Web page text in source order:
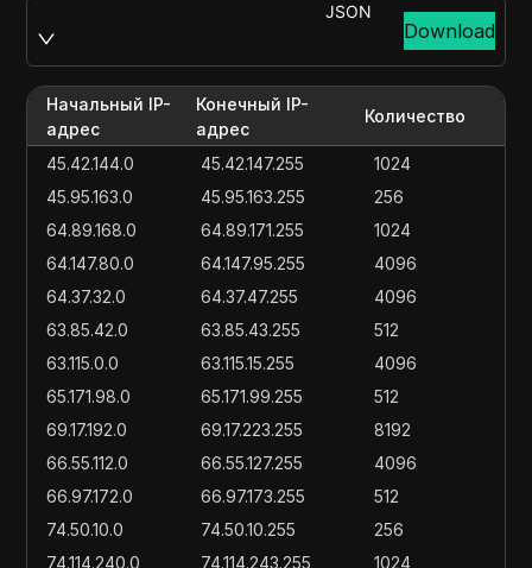
JSON
Download
Начальный IP-
адрес
Конечный IP-
адрес
Количество
45.42.144.0 45.42.147.255
1024
45.95.163.0
45.95.163.255
256
64.89.168.0
64.89.171.255
1024
64.147.80.0
64.147.95.255
4096
64.37.32.0
64.37.47.255
4096
63.85.42.0
63.85.43.255
512
63.115.0.0
63.115.15.255
4096
65.171.98.0
65.171.99.255
512
69.17.192.0
69.17.223.255
8192
66.55.112.0
66.55.127.255
4096
66.97.172.0
66.97.173.255
512
74.50.10.0
74.50.10.255
256
74.114.240.0
74.114.243.255
1024